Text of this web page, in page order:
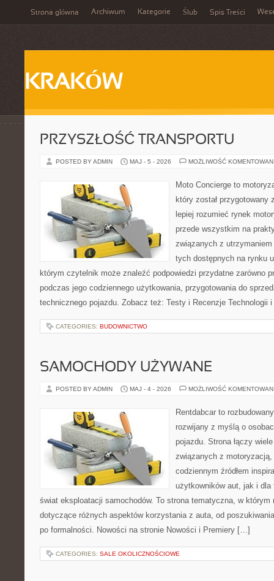
Strona główna Archiwum Kategorie Ślub Spis Treści
KRAKÓW
PRZYSZŁOŚĆ TRANSPORTU
POSTED BY ADMIN MAJ - 5 - 2026 MOŻLIWOŚĆ
Moto Concierge to
który został
lepiej rozumieć rynek
przede wszystkim na
związanych z utrzymaniem
tych dostępnych na rynku
którym czytelnik może znaleźć podpowiedzi przydatne zarówno
podczas jego codziennego użytkowania, przygotowania do
technicznego pojazdu. Zobacz też: Testy i Recenzje Technologii
CATEGORIES: BUDOWNICTWO
SAMOCHODY UŻYWANE
POSTED BY ADMIN MAJ - 4 - 2026 MOŻLIWOŚĆ
Rentdabcar to
rozwijany z myślą o
pojazdu. Strona łączy
związanych z
codziennym źródłem
użytkowników aut, jak i
świat eksploatacji samochodów. To strona tematyczna, w którym
dotyczące różnych aspektów korzystania z auta, od
po formalności. Nowości na stronie Nowości i Premiery […]
CATEGORIES: SALE OKOLICZNOŚCIOWE